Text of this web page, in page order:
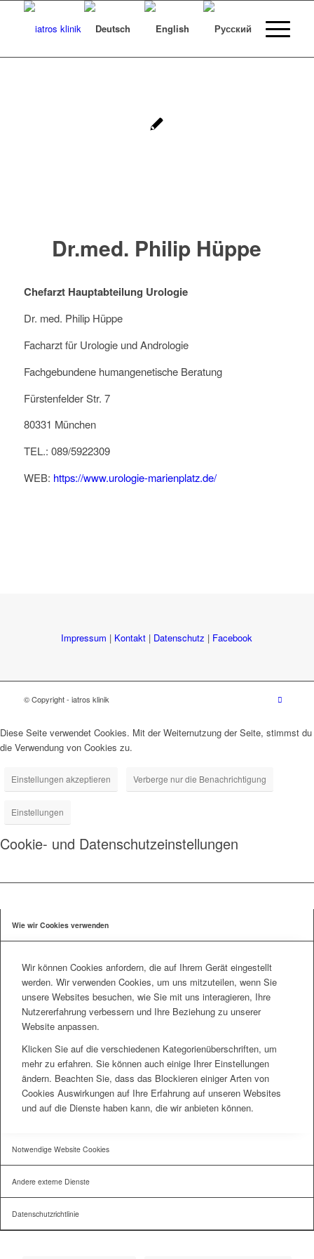
Dr.med. Philip Hüppe
Chefarzt Hauptabteilung Urologie
Dr. med. Philip Hüppe
Facharzt für Urologie und Andrologie
Fachgebundene humangenetische Beratung
Fürstenfelder Str. 7
80331 München
TEL.: 089/5922309
WEB: https://www.urologie-marienplatz.de/
Impressum | Kontakt | Datenschutz | Facebook
© Copyright - iatros klinik
Diese Seite verwendet Cookies. Mit der Weiternutzung der Seite, stimmst du
die Verwendung von Cookies zu.
Einstellungen akzeptieren Verberge nur die Benachrichtigung
Einstellungen
Cookie- und Datenschutzeinstellungen
Wie wir Cookies verwenden
Wir können Cookies anfordern, die auf Ihrem Gerät eingestellt
werden. Wir verwenden Cookies, um uns mitzuteilen, wenn Sie
unsere Websites besuchen, wie Sie mit uns interagieren, Ihre
Nutzererfahrung verbessern und Ihre Beziehung zu unserer
Website anpassen.
Klicken Sie auf die verschiedenen Kategorienüberschriften, um
mehr zu erfahren. Sie können auch einige Ihrer Einstellungen
ändern. Beachten Sie, dass das Blockieren einiger Arten von
Cookies Auswirkungen auf Ihre Erfahrung auf unseren Websites
und auf die Dienste haben kann, die wir anbieten können.
Notwendige Website Cookies
Andere externe Dienste
Datenschutzrichtlinie